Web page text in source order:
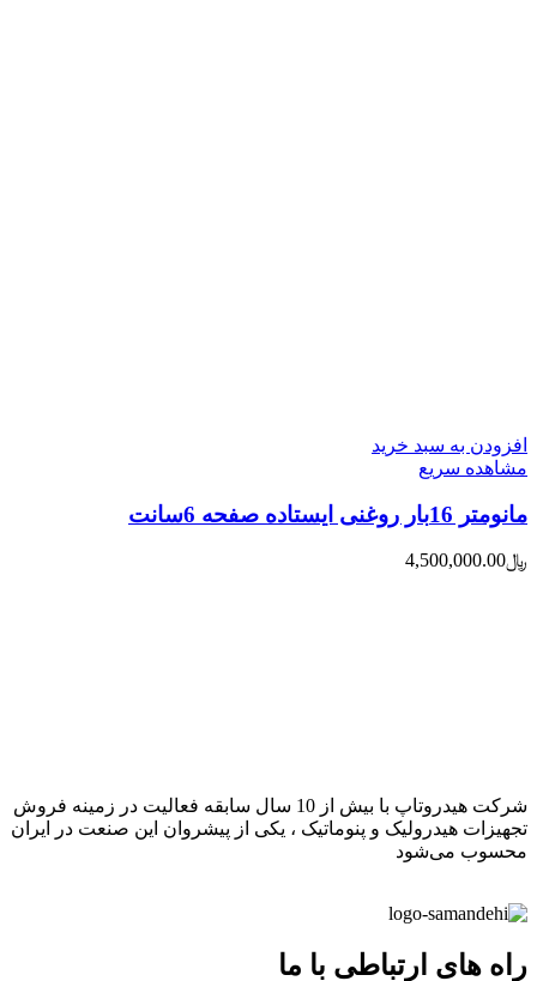
افزودن به سبد خرید
مشاهده سریع
مانومتر 16بار روغنی ایستاده صفحه 6سانت
﷼4,500,000.00
شرکت هیدروتاپ با بیش از 10 سال سابقه فعالیت در زمینه فروش
تجهیزات هیدرولیک و پنوماتیک ، یکی از پیشروان این صنعت در ایران
محسوب می‌شود
راه های ارتباطی با ما